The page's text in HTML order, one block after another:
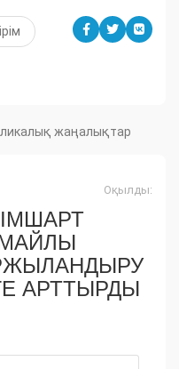
жаңалықтар
Оқылды:
АРТТЫРДЫ